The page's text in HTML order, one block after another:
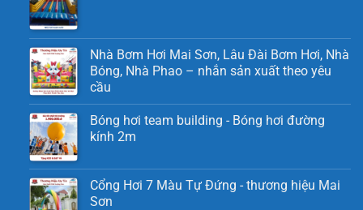
Nhà Bơm Hơi Mai Sơn, Lâu Đài Bơm Hơi, Nhà
Bóng, Nhà Phao – nhắn sản xuất theo yêu
cầu
Bóng hơi team building - Bóng hơi đường
kính 2m
Cổng Hơi 7 Màu Tự Đứng - thương hiệu Mai
Sơn